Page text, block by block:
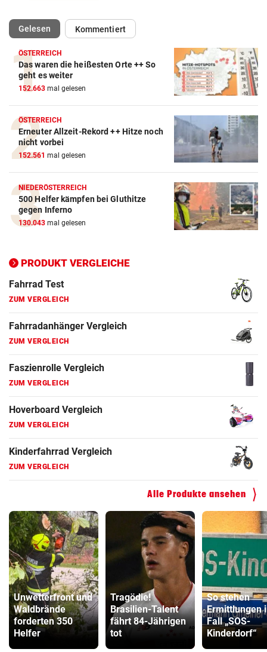
Gelesen(ausgewählt)Kommentiert
ÖSTERREICH
Das waren die heißesten Orte ++ So
geht es weiter
152.663 mal gelesen
ÖSTERREICH
Erneuter Allzeit-Rekord ++ Hitze noch
nicht vorbei
152.561 mal gelesen
NIEDERÖSTERREICH
500 Helfer kämpfen bei Gluthitze
gegen Inferno
130.043 mal gelesen
PRODUKT VERGLEICHE
Action-Cam Vergleich
ZUM VERGLEICH
Crosstrainer Vergleich
ZUM VERGLEICH
E-Bike Vergleich
ZUM VERGLEICH
Elektro-Scooter Vergleich
ZUM VERGLEICH
ZUM VERGLEICH
Fahrrad Test
ZUM VERGLEICH
Fahrradanhänger Vergleich
ZUM VERGLEICH
Faszienrolle Vergleich
ZUM VERGLEICH
Hoverboard Vergleich
ZUM VERGLEICH
Kinderfahrrad Vergleich
ZUM VERGLEICH
Alle Produkte ansehen
Unwetterfront und
Waldbrände
forderten 350
Helfer
Tragödie!
Brasilien-Talent
fährt 84-Jährigen
tot
So stehen
Ermittlungen
Fall „SOS-
Kinderdorf“